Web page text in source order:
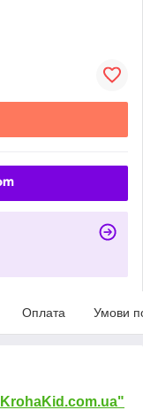
Оплата Умови
KrohaKid.com.ua"